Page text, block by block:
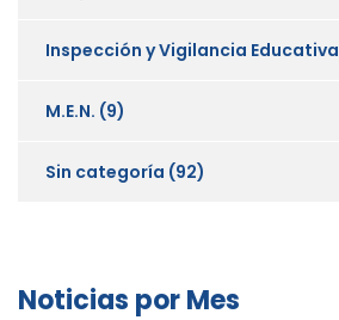
Inspección y Vigilancia Educativa
M.E.N. (9)
Sin categoría (92)
Noticias por Mes